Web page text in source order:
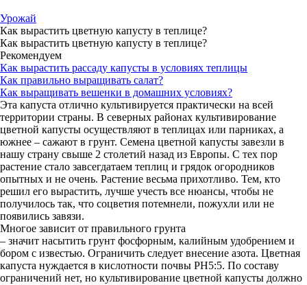
Урожай
Как вырастить цветную капусту в теплице?
Как вырастить цветную капусту в теплице?
Рекомендуем
Как вырастить рассаду капусты в условиях теплицы
Как правильно выращивать салат?
Как выращивать вешенки в домашних условиях?
Эта капуста отлично культивируется практически на всей
территории страны. В северных районах культивирование
цветной капусты осуществляют в теплицах или парниках, а
южнее – сажают в грунт. Семена цветной капусты завезли в
нашу страну свыше 2 столетий назад из Европы. С тех пор
растение стало завсегдатаем теплиц и грядок огородников
опытных и не очень. Растение весьма прихотливо. Тем, кто
решил его вырастить, лучше учесть все нюансы, чтобы не
получилось так, что соцветия потемнели, пожухли или не
появились завязи.
Многое зависит от правильного грунта
– значит насытить грунт фосфорным, калийным удобрением и
бором с известью. Ограничить следует внесение азота. Цветная
капуста нуждается в кислотности почвы PH5:5. По составу
ограничений нет, но культивирование цветной капусты должно